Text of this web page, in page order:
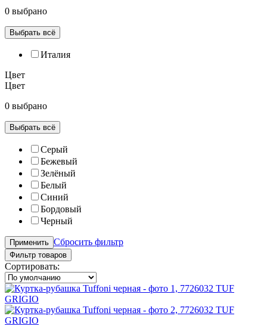
0 выбрано
Выбрать всё
Италия
Цвет
Цвет
0 выбрано
Выбрать всё
Серый
Бежевый
Зелёный
Белый
Синий
Бордовый
Черный
Применить Сбросить фильтр
Фильтр товаров
Сортировать: